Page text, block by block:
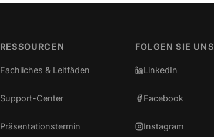
RESSOURCEN
Fachliches & Leitfäden
Support-Center
(öffnet in neuem Tab)
Präsentationstermin
FOLGEN SIE UNS
LinkedIn
Facebook
Instagram